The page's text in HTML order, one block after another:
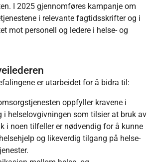
I 2025 gjennomføres kampanje om
i relevante fagtidsskrifter og i
mot personell og ledere i helse- og
er utarbeidet for å bidra til:
oppfyller kravene i
i helselovgivningen som tilsier at bruk av
i noen tilfeller er nødvendig for å kunne
og likeverdig tilgang på helse-